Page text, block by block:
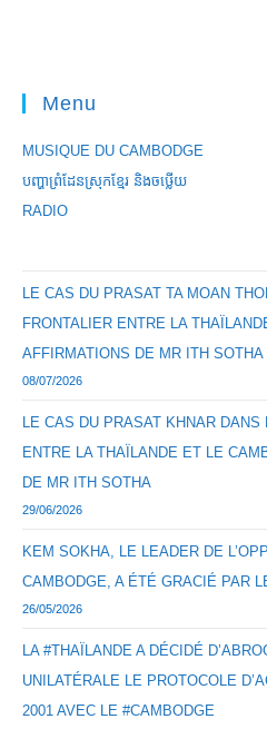
Menu
MUSIQUE DU CAMBODGE
បញ្ហាព្រំដែនស្រុកខ្មែរ និងចឞ្លើយ
RADIO
LE CAS DU PRASAT TA MOAN
FRONTALIER ENTRE LA
AFFIRMATIONS DE MR ITH SOTHA
08/07/2026
LE CAS DU PRASAT KHNAR
ENTRE LA THAÏLANDE ET LE
DE MR ITH SOTHA
29/06/2026
KEM SOKHA, LE LEADER DE
CAMBODGE, A ÉTÉ GRACIÉ PAR
26/05/2026
LA #THAÏLANDE A DÉCIDÉ
UNILATÉRALE LE PROTOCOLE
2001 AVEC LE #CAMBODGE